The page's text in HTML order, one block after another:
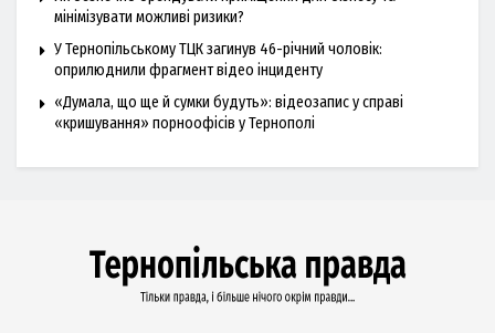
мінімізувати можливі ризики?
У Тернопільському ТЦК загинув 46-річний чоловік:
оприлюднили фрагмент відео інциденту
«Думала, що ще й сумки будуть»: відеозапис у справі
«кришування» порноофісів у Тернополі